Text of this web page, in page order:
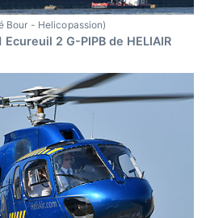
Bour - Helicopassion)
2 G-PIPB de HELIAIR